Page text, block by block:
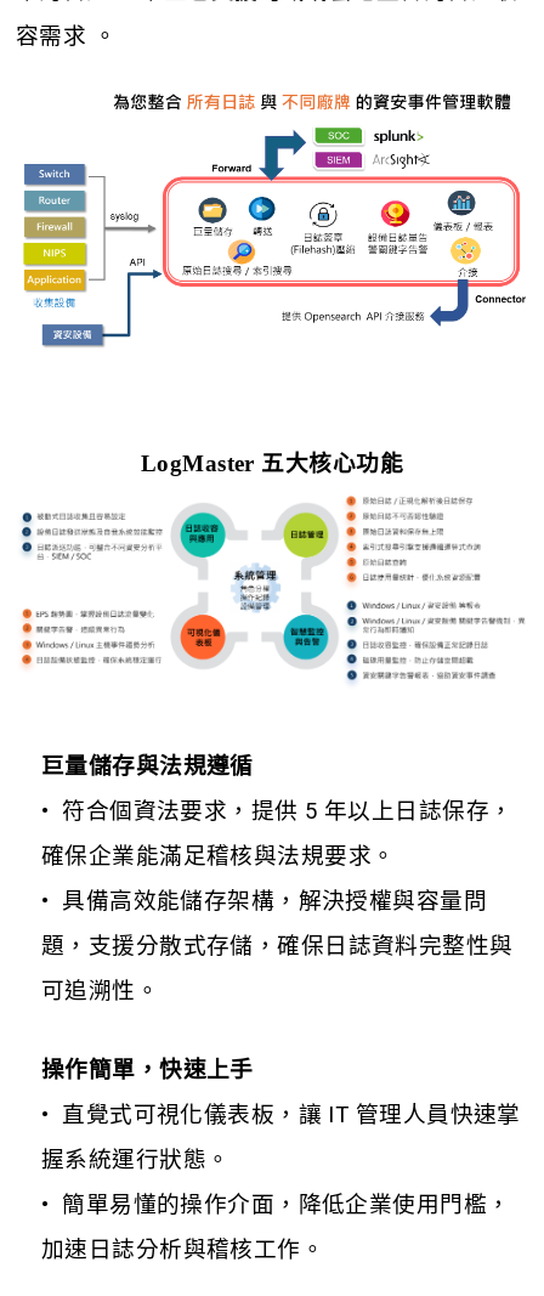
容需求 。
LogMaster 五大核心功能
巨量儲存與法規遵循
• 符合個資法要求，提供 5 年以上日誌保存，
確保企業能滿足稽核與法規要求。
• 具備高效能儲存架構，解決授權與容量問
題，支援分散式存儲，確保日誌資料完整性與
可追溯性。
操作簡單，快速上手
• 直覺式可視化儀表板，讓 IT 管理人員快速掌
握系統運行狀態。
• 簡單易懂的操作介面，降低企業使用門檻，
加速日誌分析與稽核工作。